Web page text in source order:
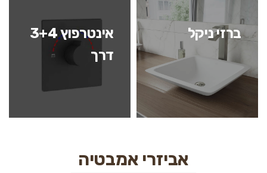
ברזי ניקל
אינטרפוץ 3+4
דרך
אביזרי אמבטיה